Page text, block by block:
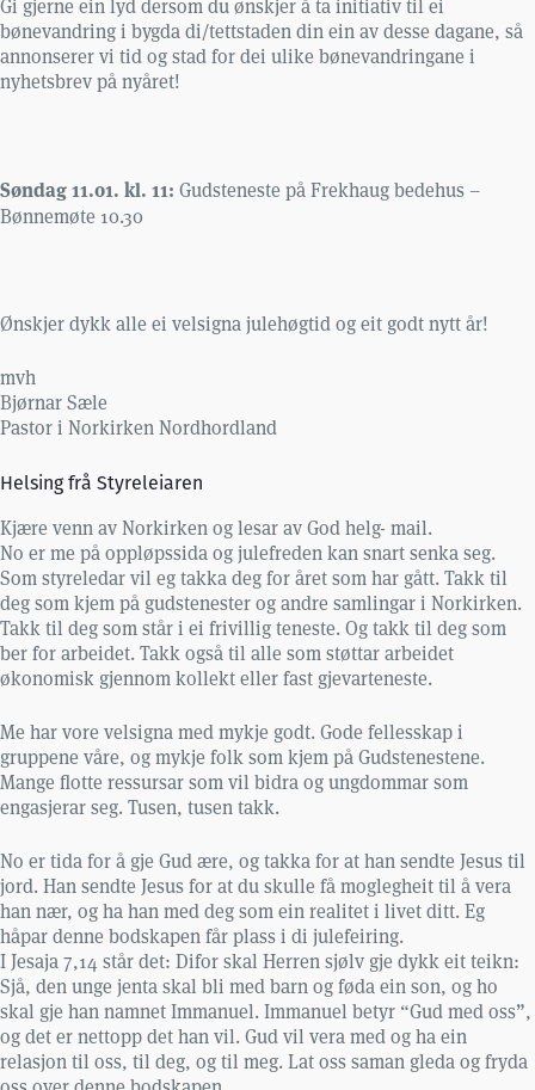
Gi gjerne ein lyd dersom du ønskjer å ta initiativ til ei
bønevandring i bygda di/tettstaden din ein av desse dagane, så
annonserer vi tid og stad for dei ulike bønevandringane i
nyhetsbrev på nyåret!
Søndag 11.01. kl. 11: Gudsteneste på Frekhaug bedehus –
Bønnemøte 10.30
Ønskjer dykk alle ei velsigna julehøgtid og eit godt nytt år!
mvh
Bjørnar Sæle
Pastor i Norkirken Nordhordland
Helsing frå Styreleiaren
Kjære venn av Norkirken og lesar av God helg- mail.
No er me på oppløpssida og julefreden kan snart senka seg.
Som styreledar vil eg takka deg for året som har gått. Takk til
deg som kjem på gudstenester og andre samlingar i Norkirken.
Takk til deg som står i ei frivillig teneste. Og takk til deg som
ber for arbeidet. Takk også til alle som støttar arbeidet
økonomisk gjennom kollekt eller fast gjevarteneste.
Me har vore velsigna med mykje godt. Gode fellesskap i
gruppene våre, og mykje folk som kjem på Gudstenestene.
Mange flotte ressursar som vil bidra og ungdommar som
engasjerar seg. Tusen, tusen takk.
No er tida for å gje Gud ære, og takka for at han sendte Jesus til
jord. Han sendte Jesus for at du skulle få moglegheit til å vera
han nær, og ha han med deg som ein realitet i livet ditt. Eg
håpar denne bodskapen får plass i di julefeiring.
I Jesaja 7,14 står det: Difor skal Herren sjølv gje dykk eit teikn:
Sjå, den unge jenta skal bli med barn og føda ein son, og ho
skal gje han namnet Immanuel. Immanuel betyr “Gud med oss”,
og det er nettopp det han vil. Gud vil vera med og ha ein
relasjon til oss, til deg, og til meg. Lat oss saman gleda og fryda